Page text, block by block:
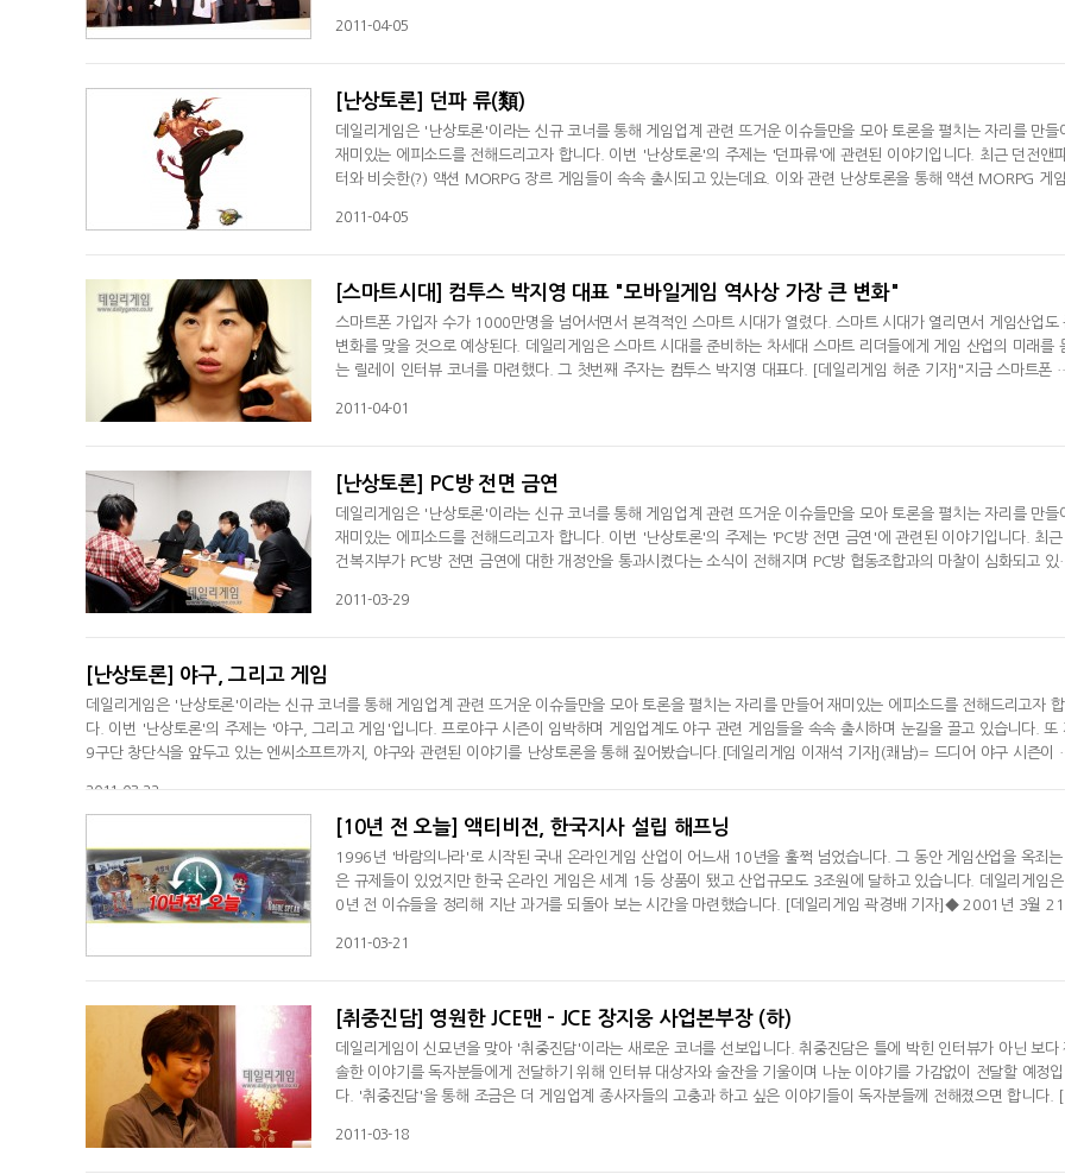
있다면 그 범위를 축소하는 것뿐.결국 셧다운제는 현실이 됐다. 31일 모철민 문화체육관광부 제1차관은 "셧다운제 적
2011-04-05
[난상토론] 던파 류(類)
데일리게임은 '난상토론'이라는 신규 코너를 통해 게임업계 관련 뜨거운 이슈들만을 모아 토론을 펼치는 자리를 만들
재미있는 에피소드를 전해드리고자 합니다. 이번 '난상토론'의 주제는 '던파류'에 관련된 이야기입니다. 최근 던전앤파
터와 비슷한(?) 액션 MORPG 장르 게임들이 속속 출시되고 있는데요. 이와 관련 난상토론을 통해 액션 MORPG 게
것 같네요.(까도남)= 던파류가 뭐죠.(망나니)= 던파류는 네오플에서 개발한 던전앤파이터 형식의 횡스크롤 액션 RPG,
2011-04-05
[스마트시대] 컴투스 박지영 대표 "모바일게임 역사상 가장 큰 변화"
스마트폰 가입자 수가 1000만명을 넘어서면서 본격적인 스마트 시대가 열렸다. 스마트 시대가 열리면서 게임산업도
변화를 맞을 것으로 예상된다. 데일리게임은 스마트 시대를 준비하는 차세대 스마트 리더들에게 게임 산업의 미래를
는 릴레이 인터뷰 코너를 마련했다. 그 첫번째 주자는 컴투스 박지영 대표다. [데일리게임 허준 기자]"지금 스마트폰
화라고 할수 있죠. 가장 큰 화두는 글로벌입니다. 오픈마켓의 등장으로 유통구조도 변했고 전세계 게이머들에게 모두
2011-04-01
[난상토론] PC방 전면 금연
데일리게임은 '난상토론'이라는 신규 코너를 통해 게임업계 관련 뜨거운 이슈들만을 모아 토론을 펼치는 자리를 만들
재미있는 에피소드를 전해드리고자 합니다. 이번 '난상토론'의 주제는 'PC방 전면 금연'에 관련된 이야기입니다. 최근
건복지부가 PC방 전면 금연에 대한 개정안을 통과시켰다는 소식이 전해지며 PC방 협동조합과의 마찰이 심화되고 있
시행되면 어디까지 파장을 미치게 될까요. (망나니)= 일단 쾌남님은 예지력이 있다는 것이 오늘로 증명됐군요. 지난 스
2011-03-29
[난상토론] 야구, 그리고 게임
데일리게임은 '난상토론'이라는 신규 코너를 통해 게임업계 관련 뜨거운 이슈들만을 모아 토론을 펼치는 자리를 만들어 재미있는 에피소드를 전해드리고자 합
다. 이번 '난상토론'의 주제는 '야구, 그리고 게임'입니다. 프로야구 시즌이 임박하며 게임업계도 야구 관련 게임들을 속속 출시하며 눈길을 끌고 있습니다. 또
9구단 창단식을 앞두고 있는 엔씨소프트까지, 야구와 관련된 이야기를 난상토론을 통해 짚어봤습니다.[데일리게임 이재석 기자](쾌남)= 드디어 야구 시즌이
2011-03-22
[10년 전 오늘] 액티비전, 한국지사 설립 해프닝
1996년 '바람의나라'로 시작된 국내 온라인게임 산업이 어느새 10년을 훌쩍 넘었습니다. 그 동안 게임산업을 옥죄는
은 규제들이 있었지만 한국 온라인 게임은 세계 1등 상품이 됐고 산업규모도 3조원에 달하고 있습니다. 데일리게임은
0년 전 이슈들을 정리해 지난 과거를 되돌아 보는 시간을 마련했습니다. [데일리게임 곽경배 기자]◆ 2001년 3월 21
군대에서 게임을 즐길 수 있게 된 것은 불과 10년 전부터 입니다. 10년 전 오늘 국방부 산하 육군복지근무지원단은 육
2011-03-21
[취중진담] 영원한 JCE맨 - JCE 장지웅 사업본부장 (하)
데일리게임이 신묘년을 맞아 '취중진담'이라는 새로운 코너를 선보입니다. 취중진담은 틀에 박힌 인터뷰가 아닌 보다
솔한 이야기를 독자분들에게 전달하기 위해 인터뷰 대상자와 술잔을 기울이며 나눈 이야기를 가감없이 전달할 예정입
다. '취중진담'을 통해 조금은 더 게임업계 종사자들의 고충과 하고 싶은 이야기들이 독자분들께 전해졌으면 합니다. [
겠죠. 그렇다면 그 다음으로 떠오르는 단어는 무엇입니까. 아마도 스타마케팅과 비행슈팅이라는 단어가 떠오를 것입니
2011-03-18